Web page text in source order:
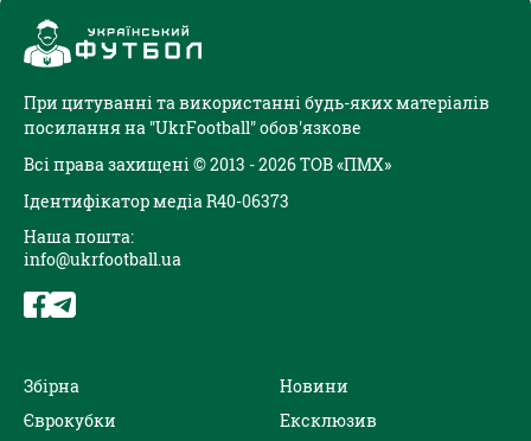
При цитуванні та використанні будь-яких матеріалів
посилання на "UkrFootball" обов'язкове
Всі права захищені © 2013 - 2026 ТОВ «ПМХ»
Ідентифікатор медіа R40-06373
Наша пошта:
info@ukrfootball.ua
Збірна
Єврокубки
Новини
Ексклюзив